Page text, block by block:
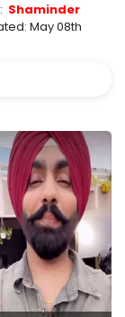
Shaminder
May 08th